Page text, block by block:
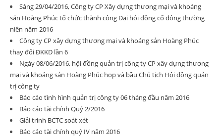
Sáng 29/04/2016, Công ty CP Xây dựng thương mại và khoáng
sản Hoàng Phúc tổ chức thành công Đại hội đồng cổ đông thường
niên năm 2016
Công ty CP xây dựng thương mại và khoáng sản Hoàng Phúc
thay đổi ĐKKD lần 6
Ngày 08/06/2016, hội đồng quản trị công ty CP xây dựng thương
mại và khoáng sản Hoàng Phúc họp và bầu Chủ tịch Hội đồng quản
trị công ty
Báo cáo tình hình quản trị công ty 06 tháng đầu năm 2016
Báo cáo tài chính Quý 2/2016
Giải trình BCTC soát xét
Báo cáo tài chính quý IV năm 2016